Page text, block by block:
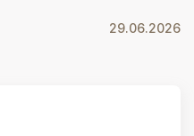
29.06.2026